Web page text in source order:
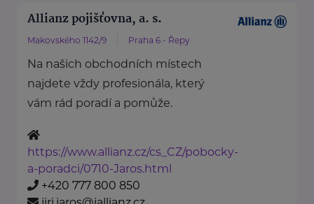
Allianz pojišťovna, a. s.
Makovského 1142/9 Praha 6 - Řepy
Na našich obchodních místech
najdete vždy profesionála, který
vám rád poradí a pomůže.
https://www.allianz.cz/cs_CZ/pobocky-
a-poradci/0710-Jaros.html
+420 777 800 850